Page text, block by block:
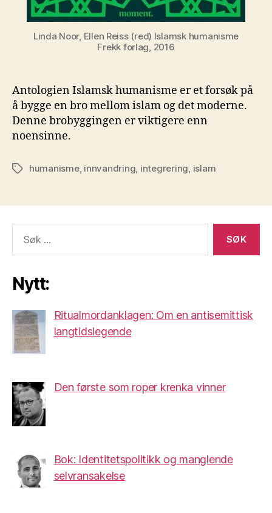
Linda Noor, Ellen Reiss (red) Islamsk humanisme
Frekk forlag, 2016
Antologien Islamsk humanisme er et forsøk på
å bygge en bro mellom islam og det moderne.
Denne brobyggingen er viktigere enn
noensinne.
Stikkordhumanisme, innvandring integrering islam
etter:
Nytt:
Ritualmordanklagen: Om en antisemittisk
langtidslegende
Den første som roper krenka vinner
Bok: Identitetspolitikk og manglende
selvransakelse